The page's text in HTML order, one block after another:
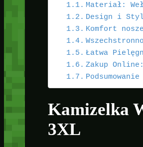
Materiał:
Design i
Komfort
Łatwa
Zakup
Podsumowanie
Kamizelka
3XL